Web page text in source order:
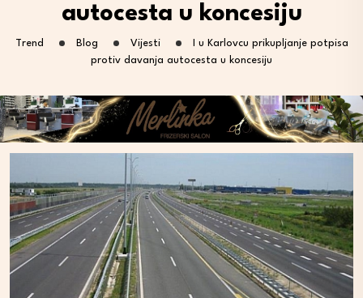
autocesta u koncesiju
Trend Blog Vijesti
I u Karlovcu prikupljanje potpisa
protiv davanja autocesta u koncesiju